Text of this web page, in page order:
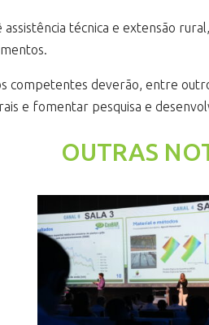
técnica e extensão
competentes deverão, entre
e fomentar pesquisa e
OUTRAS